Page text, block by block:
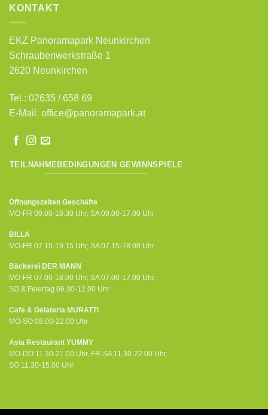
KONTAKT
EKZ Panoramapark Neunkirchen
Schraubenwerkstraße 1
2620 Neunkirchen
Tel.: 02635 / 658 69
E-Mail: office@panoramapark.at
TEILNAHMEBEDINGUNGEN GEWINNSPIELE
Öffnungszeiten Geschäfte
MO-FR 09.00-18.30 Uhr, SA 09.00-17.00 Uhr
BILLA
MO-FR 07.15-19.15 Uhr, SA 07.15-18.00 Uhr
Bäckerei DER MANN
MO-FR 07.00-18.00 Uhr, SA 07.00-17.00 Uhr,
SO & Feiertag 06.30-12.00 Uhr
Cafe & Gelateria MURATTI
MO-SO 08.00-22.00 Uhr
Asia Restaurant YUMMY
MO-DO 11.30-21.00 Uhr, FR-SA 11.30-22.00 Uhr,
SO 11.30-15.00 Uhr